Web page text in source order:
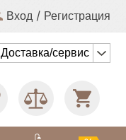
Вход / Регистрация
Доставка/сервис